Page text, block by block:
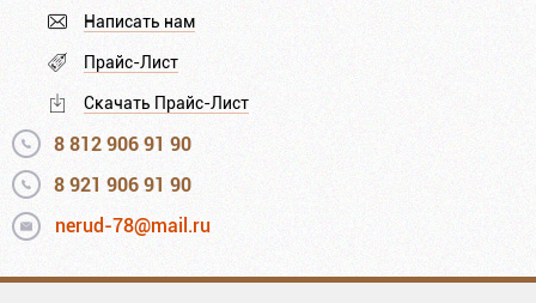
Написать нам
Прайс-Лист
Скачать Прайс-Лист
8 812 906 91 90
8 921 906 91 90
nerud-78@mail.ru